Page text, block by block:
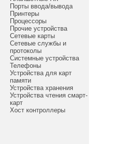
Порты ввода/вывода
Принтеры
Процессоры
Прочие устройства
Сетевые карты
Сетевые службы и
протоколы
Системные устройства
Телефоны
Устройства для карт
памяти
Устройства хранения
Устройства чтения смарт-
карт
Хост контроллеры